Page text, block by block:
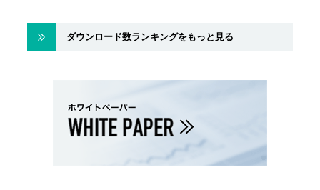
ダウンロード数ランキングをもっと見る